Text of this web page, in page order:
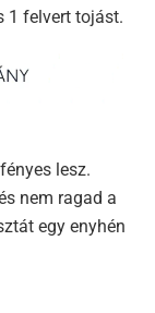
1 felvert tojást.
lesz.
nem ragad a
egy enyhén